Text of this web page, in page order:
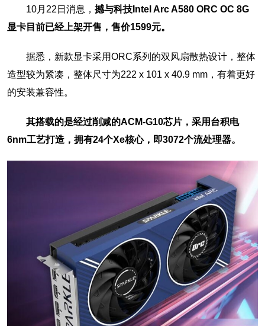
10月22日消息， 撼与科技Intel Arc A580 ORC OC 8G
显卡目前已经上架开售，售价1599元。
据悉，新款显卡采用ORC系列的双风扇散热设计，整体
造型较为紧凑，整体尺寸为222 x 101 x 40.9 mm，有着更好
的安装兼容性。
其搭载的是经过削减的ACM-G10芯片，采用台积电
6nm工艺打造，拥有24个Xe核心，即3072个流处理器。